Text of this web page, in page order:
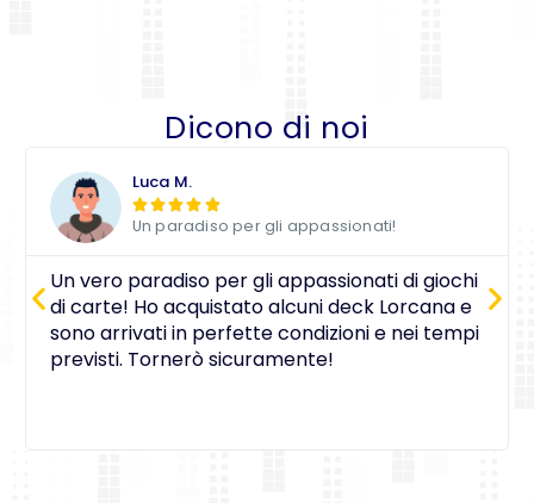
Dicono di noi
Luca M.
 
Un paradiso per gli appassionati!
Un vero paradiso per gli appassionati di giochi
di carte! Ho acquistato alcuni deck Lorcana e
sono arrivati in perfette condizioni e nei tempi
previsti. Tornerò sicuramente!